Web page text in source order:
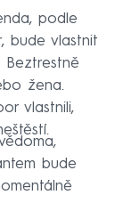
podle
bude vlastnit
žena.
vlastnili,
bude